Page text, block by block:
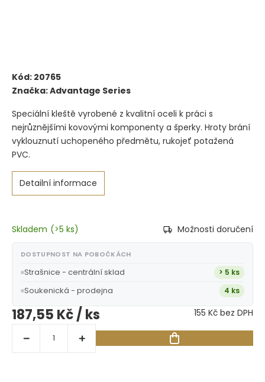
Kód: 20765
Značka:Advantage Series
Speciální kleště vyrobené z kvalitní oceli k práci s
nejrůznějšími kovovými komponenty a šperky. Hroty brání
vyklouznutí uchopeného předmětu, rukojeť potažená
PVC.
Detailní informace
Skladem (>5 ks) Možnosti doručení
DOSTUPNOST NA POBOČKÁCH
Strašnice - centrální sklad > 5 ks
Soukenická - prodejna 4 ks
187,55 Kč/ ks 155 Kč bez DPH